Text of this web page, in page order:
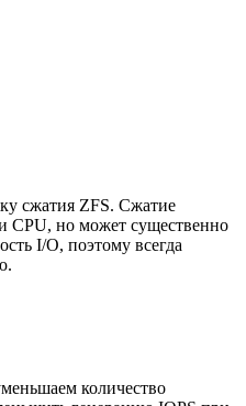
сжатия ZFS. Сжатие
CPU, но может существенно
I/O, поэтому всегда
количество